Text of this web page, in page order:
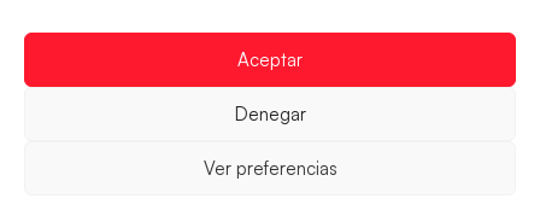
Aceptar
Denegar
Ver preferencias
RFEBM © 2024. Todos los derechos reservados –
Desarrollado por